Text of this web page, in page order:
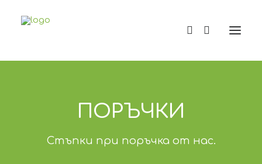
ПОРЪЧКИ
Стъпки при поръчка от нас.